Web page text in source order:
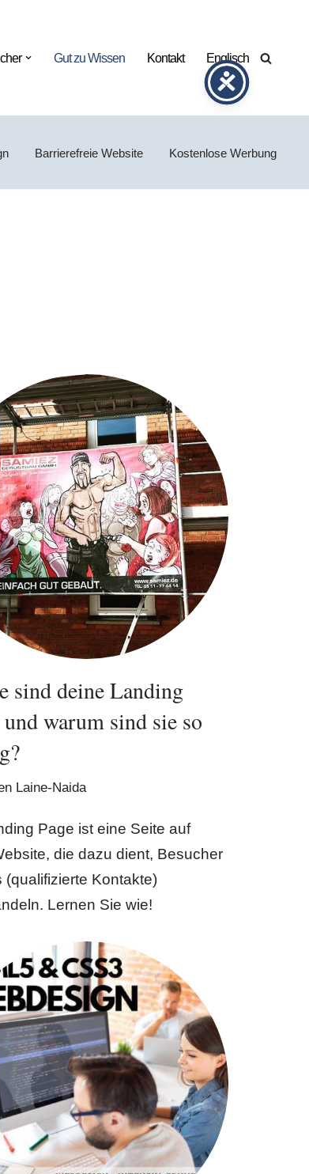
Gut zu Wissen Kontakt Englisch
Barrierefreie Website Kostenlose Werbung
sind deine Landing
und warum sind sie so
Laine-Naida
Page ist eine Seite auf
die dazu dient, Besucher
(qualifizierte Kontakte)
Lernen Sie wie!